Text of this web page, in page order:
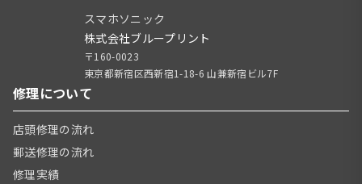
スマホソニック
株式会社ブループリント
〒160-0023
東京都新宿区西新宿1-18-6 山兼新宿ビル7F
修理について
店頭修理の流れ
郵送修理の流れ
修理実績